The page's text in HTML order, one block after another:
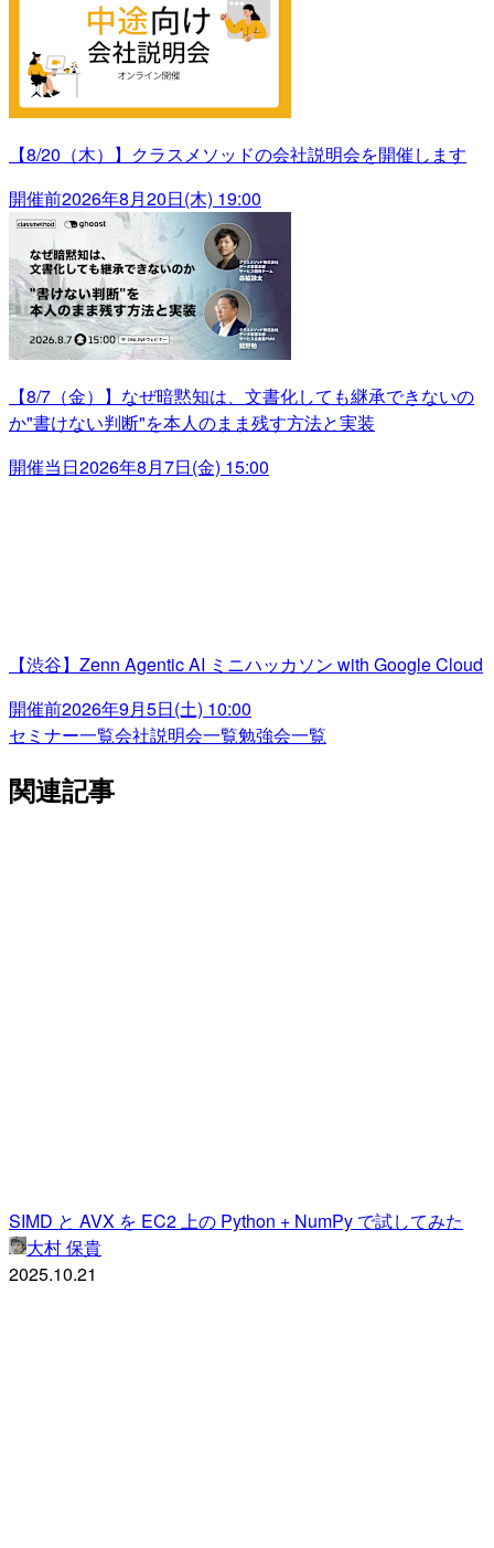
【8/20（木）】クラスメソッドの会社説明会を開催します
開催前2026年8月20日(木) 19:00
【8/7（金）】なぜ暗黙知は、文書化しても継承できないの
か"書けない判断"を本人のまま残す方法と実装
開催当日2026年8月7日(金) 15:00
【渋谷】Zenn Agentic AI ミニハッカソン with Google Cloud
開催前2026年9月5日(土) 10:00
セミナー一覧会社説明会一覧勉強会一覧
関連記事
SIMD と AVX を EC2 上の Python + NumPy で試してみた
大村 保貴
2025.10.21